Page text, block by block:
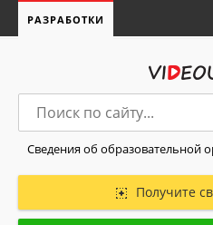
РАЗРАБОТКИ
Сведения об образовательной
Получите